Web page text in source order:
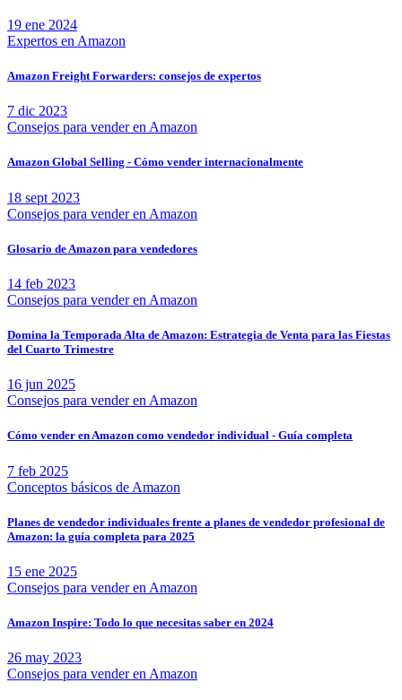
19 ene 2024
Expertos en Amazon
Amazon Freight Forwarders: consejos de expertos
7 dic 2023
Consejos para vender en Amazon
Amazon Global Selling - Cómo vender internacionalmente
18 sept 2023
Consejos para vender en Amazon
Glosario de Amazon para vendedores
14 feb 2023
Consejos para vender en Amazon
Domina la Temporada Alta de Amazon: Estrategia de Venta para las Fiestas
del Cuarto Trimestre
16 jun 2025
Consejos para vender en Amazon
Cómo vender en Amazon como vendedor individual - Guía completa
7 feb 2025
Conceptos básicos de Amazon
Planes de vendedor individuales frente a planes de vendedor profesional de
Amazon: la guía completa para 2025
15 ene 2025
Consejos para vender en Amazon
Amazon Inspire: Todo lo que necesitas saber en 2024
26 may 2023
Consejos para vender en Amazon